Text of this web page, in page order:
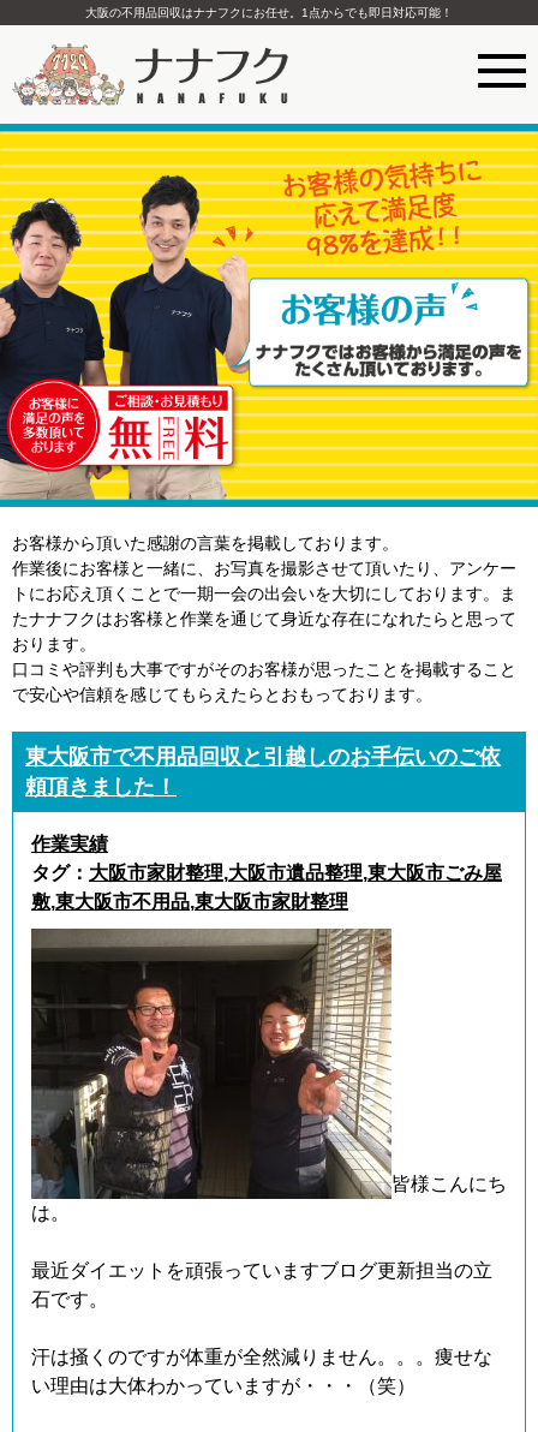
大阪の不用品回収はナナフクにお任せ。1点からでも即日対応可能！
お客様から頂いた感謝の言葉を掲載しております。
作業後にお客様と一緒に、お写真を撮影させて頂いたり、アンケー
トにお応え頂くことで一期一会の出会いを大切にしております。ま
たナナフクはお客様と作業を通じて身近な存在になれたらと思って
おります。
口コミや評判も大事ですがそのお客様が思ったことを掲載すること
で安心や信頼を感じてもらえたらとおもっております。
東大阪市で不用品回収と引越しのお手伝いのご依
頼頂きました！
作業実績
タグ： 大阪市家財整理,大阪市遺品整理,東大阪市ごみ屋
敷,東大阪市不用品,東大阪市家財整理
皆様こんにち
は。
最近ダイエットを頑張っていますブログ更新担当の立
石です。
汗は掻くのですが体重が全然減りません。。。痩せな
い理由は大体わかっていますが・・・（笑）